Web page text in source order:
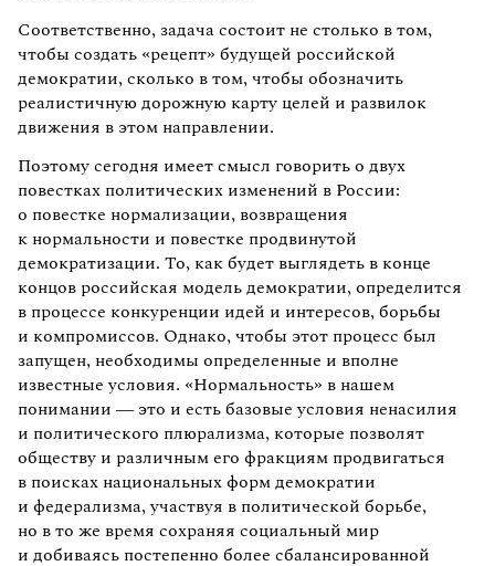
Соответственно, задача состоит не столько в том,
чтобы создать «рецепт» будущей российской
демократии, сколько в том, чтобы обозначить
реалистичную дорожную карту целей и развилок
движения в этом направлении.
Поэтому сегодня имеет смысл говорить о двух
повестках политических изменений в России:
о повестке нормализации, возвращения
к нормальности и повестке продвинутой
демократизации. То, как будет выглядеть в конце
концов российская модель демократии, определится
в процессе конкуренции идей и интересов, борьбы
и компромиссов. Однако, чтобы этот процесс был
запущен, необходимы определенные и вполне
известные условия. «Нормальность» в нашем
понимании — это и есть базовые условия ненасилия
и политического плюрализма, которые позволят
обществу и различным его фракциям продвигаться
в поисках национальных форм демократии
и федерализма, участвуя в политической борьбе,
но в то же время сохраняя социальный мир
и добиваясь постепенно более сбалансированной